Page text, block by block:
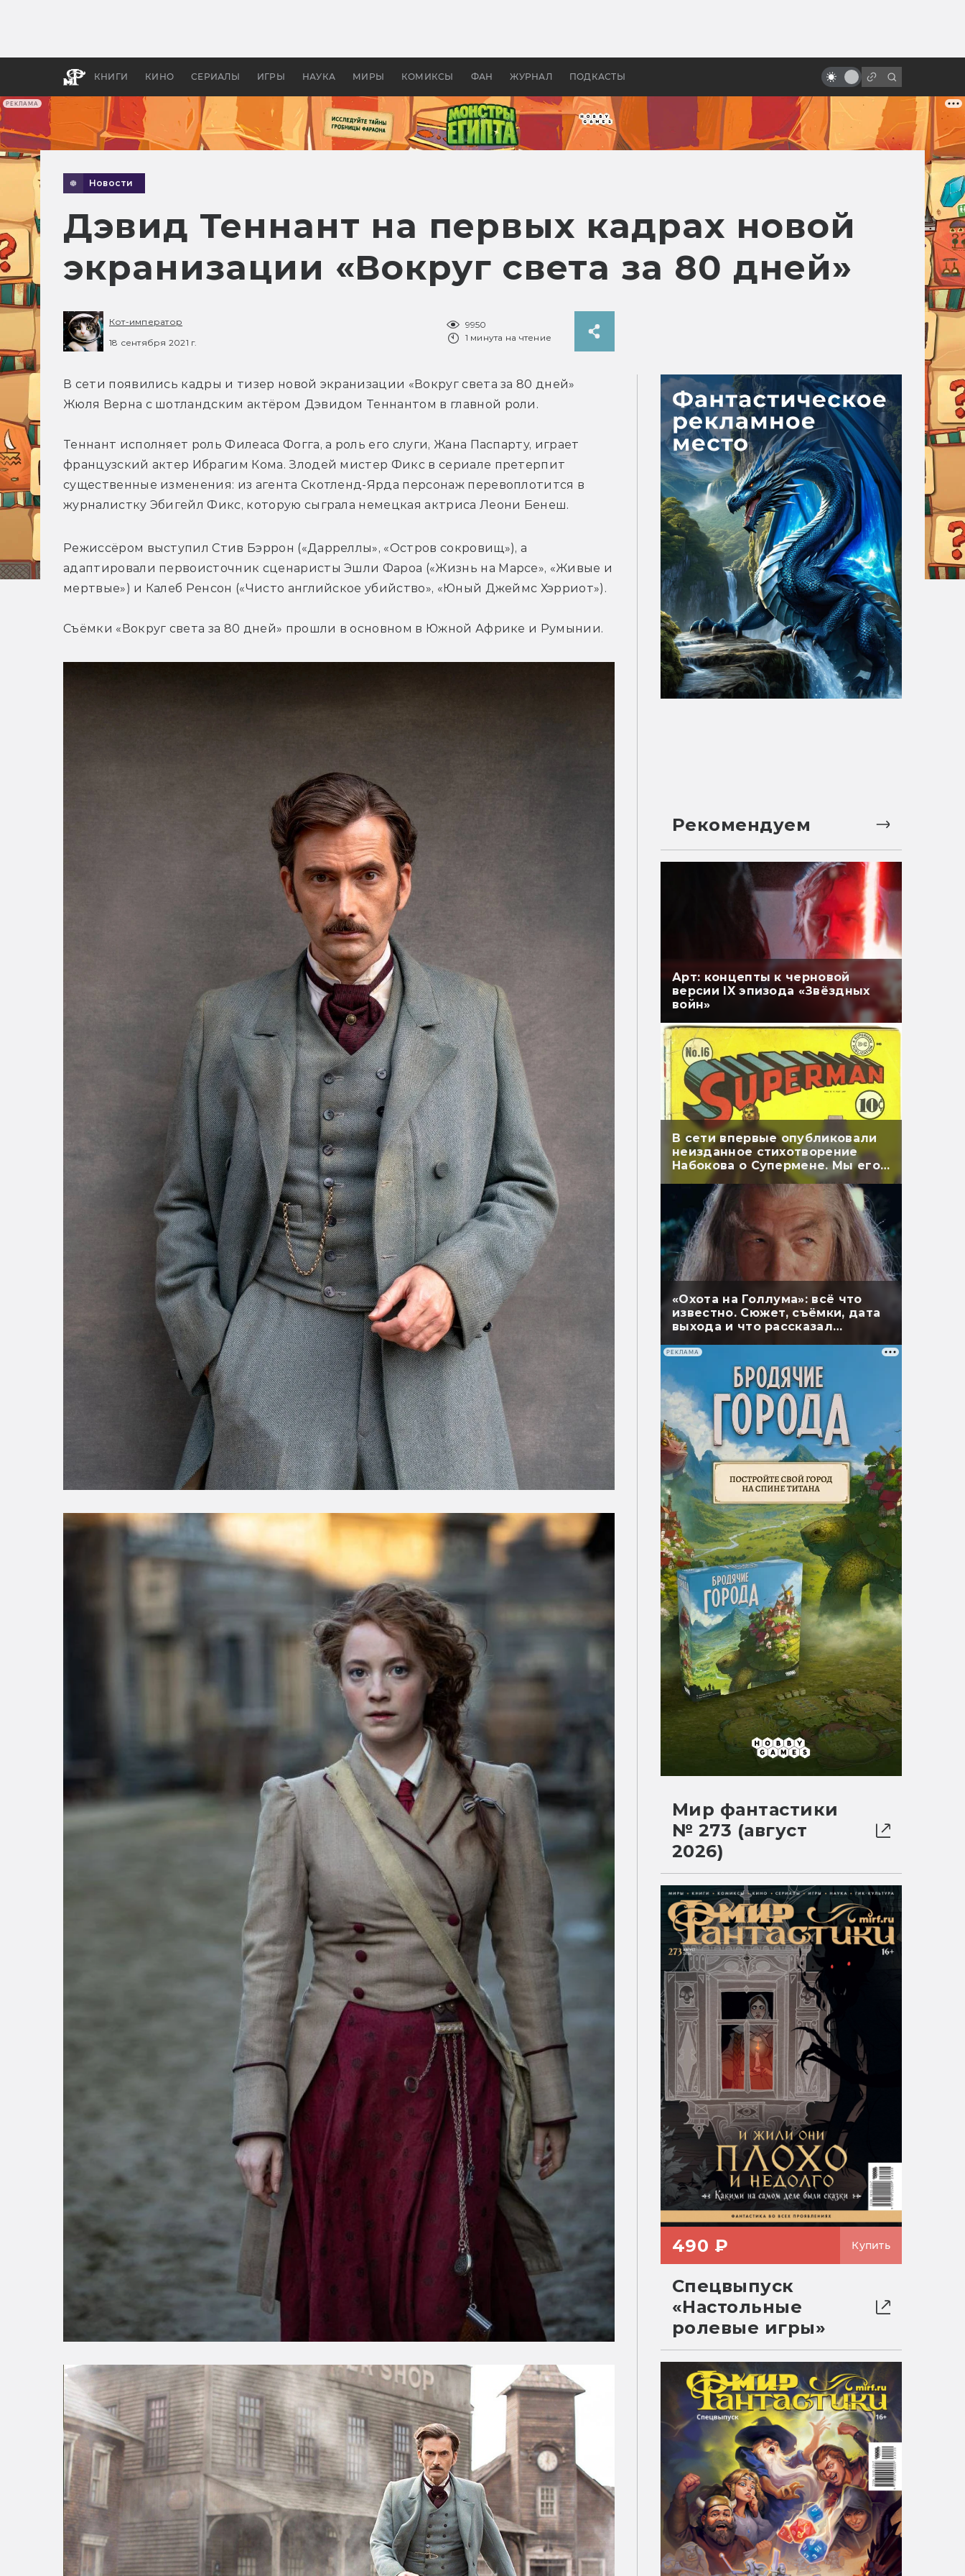
РЕКЛАМА
КНИГИ КИНО СЕРИАЛЫ ИГРЫ НАУКА МИРЫ КОМИКСЫ ФАН ЖУРНАЛ ПОДКАСТЫ
апокалипсис, в России —
бы «Властелина колец»
на провал
Новости
Дэвид Теннант на первых кадрах новой
экранизации «Вокруг света за 80 дней»
Кот-император
18 сентября 2021 г.
9950
1 минута на чтение
В сети появились кадры и тизер новой экранизации «Вокруг света за 80 дней»
Жюля Верна с шотландским актёром Дэвидом Теннантом в главной роли.
Теннант исполняет роль Филеаса Фогга, а роль его слуги, Жана Паспарту, играет
французский актер Ибрагим Кома. Злодей мистер Фикс в сериале претерпит
существенные изменения: из агента Скотленд-Ярда персонаж перевоплотится в
журналистку Эбигейл Фикс, которую сыграла немецкая актриса Леони Бенеш.
Режиссёром выступил Стив Бэррон («Дарреллы», «Остров сокровищ»), а
адаптировали первоисточник сценаристы Эшли Фароа («Жизнь на Марсе», «Живые и
мертвые») и Калеб Ренсон («Чисто английское убийство», «Юный Джеймс Хэрриот»).
Съёмки «Вокруг света за 80 дней» прошли в основном в Южной Африке и Румынии.
Рекомендуем
Арт: концепты к черновой
версии IX эпизода «Звёздных
войн»
В сети впервые опубликовали
неизданное стихотворение
Набокова о Супермене. Мы его
перевели
«Охота на Голлума»: всё что
известно. Сюжет, съёмки, дата
выхода и что рассказал
РЕКЛАМА
Мир фантастики
№ 273 (август
2026)
490 ₽ Купить
Спецвыпуск
«Настольные
ролевые игры»